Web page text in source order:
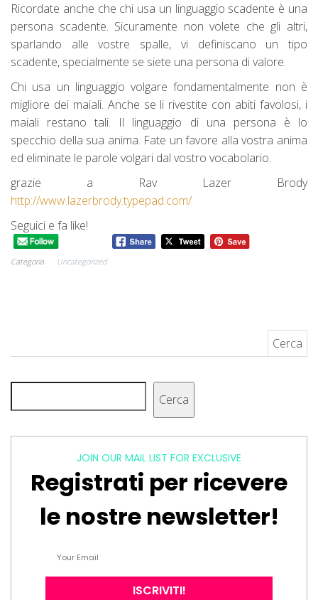
Ricordate anche che chi usa un linguaggio scadente è una
persona scadente. Sicuramente non volete che gli altri,
sparlando alle vostre spalle, vi definiscano un tipo
scadente, specialmente se siete una persona di valore.
Chi usa un linguaggio volgare fondamentalmente non è
migliore dei maiali. Anche se li rivestite con abiti favolosi, i
maiali restano tali. Il linguaggio di una persona è lo
specchio della sua anima. Fate un favore alla vostra anima
ed eliminate le parole volgari dal vostro vocabolario.
grazie a Rav Lazer Brody
http://www.lazerbrody.typepad.com/
Seguici e fa like!
Categoria Uncategorized
Cerca
JOIN OUR MAIL LIST FOR EXCLUSIVE
Registrati per ricevere
le nostre newsletter!